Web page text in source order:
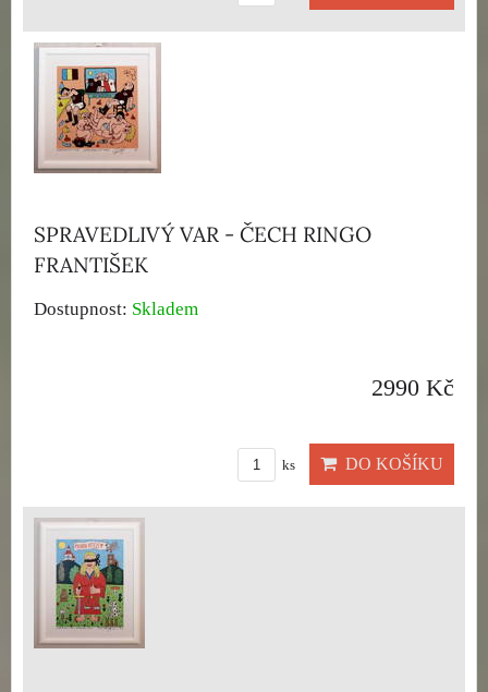
SPRAVEDLIVÝ VAR - ČECH RINGO
FRANTIŠEK
Dostupnost: Skladem
2990 Kč
ks DO KOŠÍKU